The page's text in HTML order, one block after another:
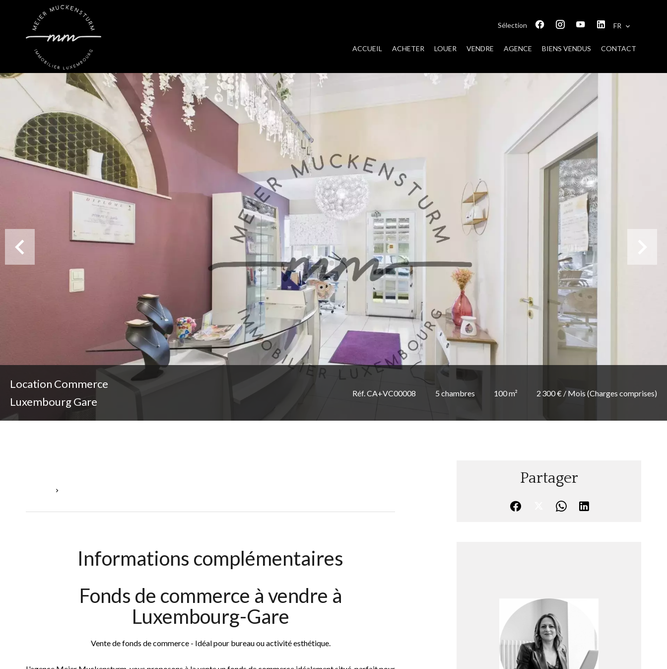
Sélection FR
ACCUEIL ACHETER LOUER VENDRE AGENCE BIENS VENDUS CONTACT
Location Commerce
Luxembourg Gare
Réf. CA+VC00008 5 chambres 100 m² 2 300 € / Mois (Charges comprises)
Informations complémentaires
Fonds de commerce à vendre à
Luxembourg-Gare
Vente de fonds de commerce - Idéal pour bureau ou activité esthétique.
Partager